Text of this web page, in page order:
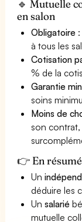
🔹 Mutuelle
en salon
Obligatoire
à tous les
Cotisation
% de la
Garantie
soins
Moins de
son contrat,
👉 En
Un
déduire les
Unsalarié
mutuelle